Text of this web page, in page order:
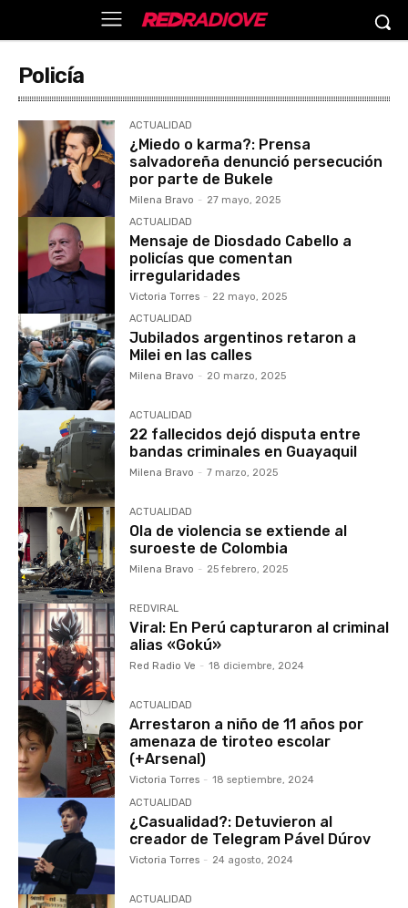
Policía
ACTUALIDAD
¿Miedo o karma?: Prensa
salvadoreña denunció persecución
por parte de Bukele
Milena Bravo - 27 mayo, 2025
ACTUALIDAD
Mensaje de Diosdado Cabello a
policías que comentan
irregularidades
Victoria Torres - 22 mayo, 2025
ACTUALIDAD
Jubilados argentinos retaron a
Milei en las calles
Milena Bravo - 20 marzo, 2025
ACTUALIDAD
22 fallecidos‌ dejó disputa entre
bandas criminales en Guayaquil
Milena Bravo - 7 marzo, 2025
ACTUALIDAD
Ola de violencia se extiende al
suroeste de Colombia
Milena Bravo - 25 febrero, 2025
REDVIRAL
Viral: En Perú capturaron al criminal
alias «Gokú»
Red Radio Ve - 18 diciembre, 2024
ACTUALIDAD
Arrestaron a niño de 11 años por
amenaza de tiroteo escolar
(+Arsenal)
Victoria Torres - 18 septiembre, 2024
ACTUALIDAD
¿Casualidad?: Detuvieron al
creador de Telegram Pável Dúrov
Victoria Torres - 24 agosto, 2024
ACTUALIDAD